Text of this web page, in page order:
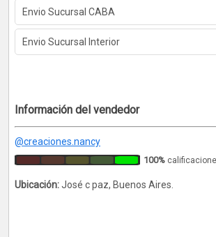
Envio Sucursal CABA
Envio Sucursal Interior
Información del vendedor
@creaciones.nancy
100%
Ubicación:José c paz, Buenos Aires.